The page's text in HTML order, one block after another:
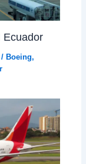
Ecuador
/ Boeing,